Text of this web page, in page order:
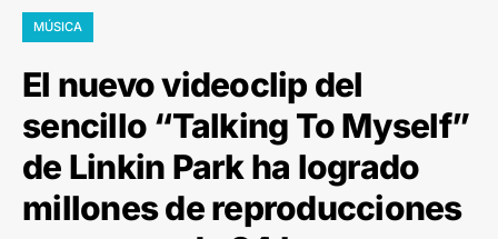
MÚSICA
El nuevo videoclip del
sencillo “Talking To Myself”
de Linkin Park ha logrado
millones de reproducciones